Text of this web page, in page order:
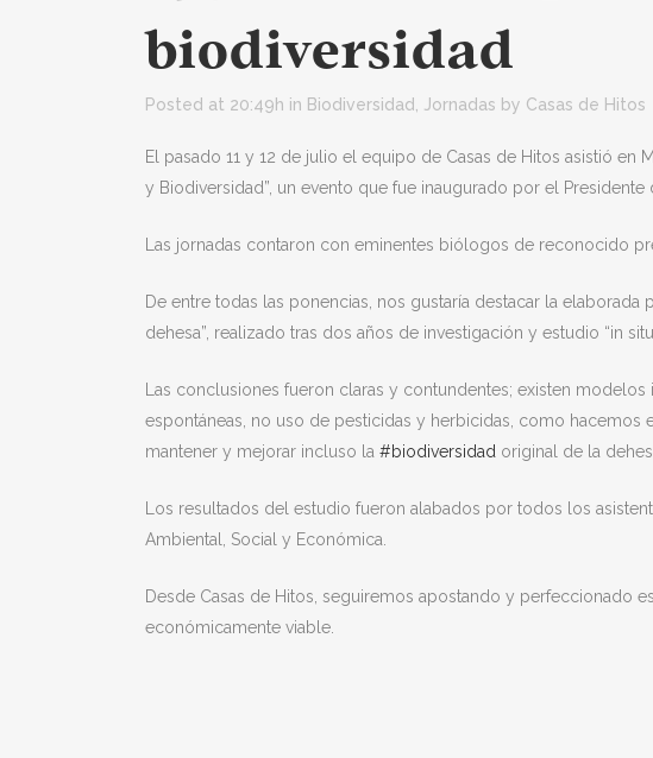
biodiversidad
Posted at 20:49h in Biodiversidad Jornadas by Casas de Hitos
El pasado 11 y 12 de julio el equipo de Casas de Hitos asistió en
y Biodiversidad”, un evento que fue inaugurado por el Presidente
Las jornadas contaron con eminentes biólogos de reconocido
De entre todas las ponencias, nos gustaría destacar la
dehesa”, realizado tras dos años de investigación y estudio “in
Las conclusiones fueron claras y contundentes; existen
espontáneas, no uso de pesticidas y herbicidas, como hacemos
mantener y mejorar incluso la #biodiversidad original de la
Los resultados del estudio fueron alabados por todos los
Ambiental, Social y Económica.
Desde Casas de Hitos, seguiremos apostando y perfeccionado
económicamente viable.